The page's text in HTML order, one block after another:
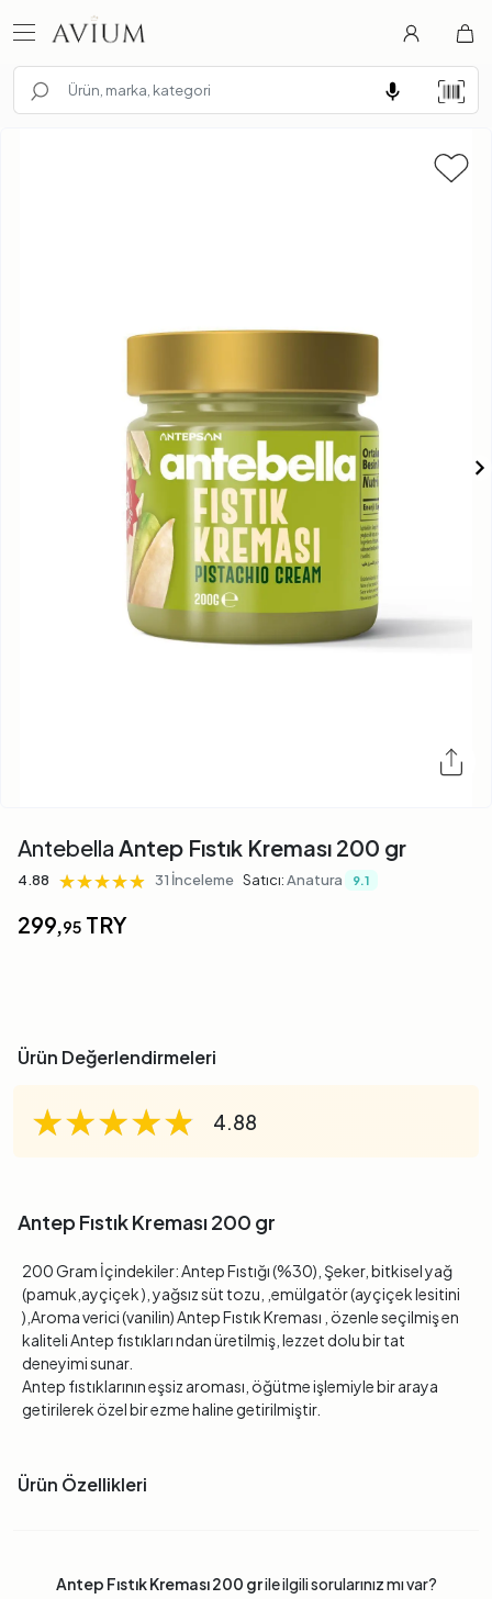
Antebella Antep Fıstık Kreması 200 gr
4.88 ★★★★★
★★★★★
★★★★★ 31 İnceleme Satıcı:Anatura 9.1
299,95 TRY
Ürün Değerlendirmeleri
★★★★★
★★★★★
★★★★★ 4.88
Antep Fıstık Kreması 200 gr
200 Gram İçindekiler: Antep Fıstığı (%30), Şeker, bitkisel yağ
(pamuk,ayçiçek ), yağsız süt tozu, ,emülgatör (ayçiçek lesitini
),Aroma verici (vanilin) Antep Fıstık Kreması , özenle seçilmiş en
kaliteli Antep fıstıkları ndan üretilmiş, lezzet dolu bir tat
deneyimi sunar.
Antep fıstıklarının eşsiz aroması, öğütme işlemiyle bir araya
getirilerek özel bir ezme haline getirilmiştir.
Ürün Özellikleri
Antep Fıstık Kreması 200 grile ilgili sorularınız mı var?